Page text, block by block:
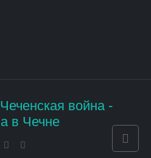
Чеченская война -
в Чечне